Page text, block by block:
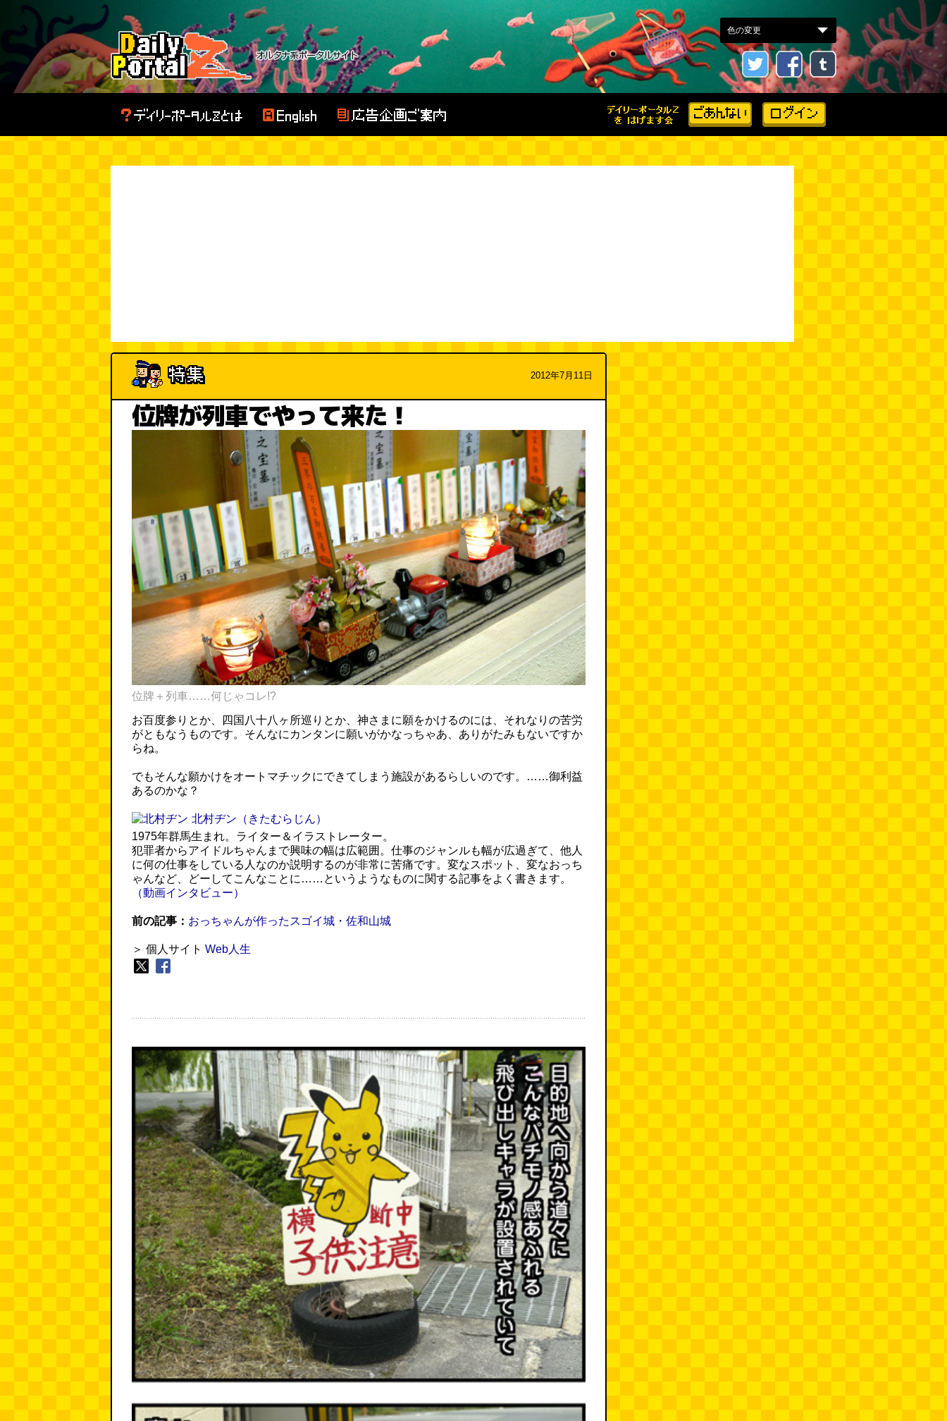
2012年7月11日
位牌が列車でやって来た！
位牌＋列車……何じゃコレ!?
お百度参りとか、四国八十八ヶ所巡りとか、神さまに願をかけるのには、それなりの苦労
がともなうものです。そんなにカンタンに願いがかなっちゃあ、ありがたみもないですか
らね。
でもそんな願かけをオートマチックにできてしまう施設があるらしいのです。……御利益
あるのかな？
北村ヂン （きたむらじん）
1975年群馬生まれ。ライター＆イラストレーター。
犯罪者からアイドルちゃんまで興味の幅は広範囲。仕事のジャンルも幅が広過ぎて、他人
に何の仕事をしている人なのか説明するのが非常に苦痛です。変なスポット、変なおっち
ゃんなど、どーしてこんなことに……というようなものに関する記事をよく書きます。
（動画インタビュー）
前の記事： おっちゃんが作ったスゴイ城・佐和山城
＞ 個人サイト Web人生